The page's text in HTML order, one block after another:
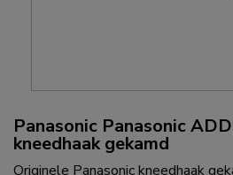
Panasonic Panasonic
kneedhaak gekamd
Originele Panasonic kneedhaak